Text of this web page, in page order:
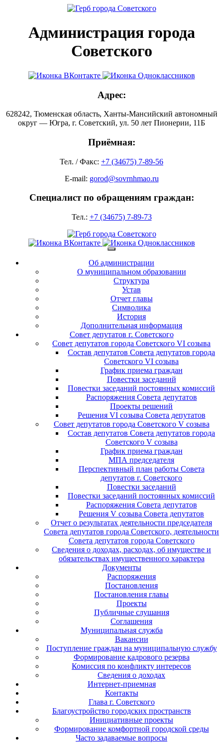
Администрация города
Советского
Адрес:
628242, Тюменская область, Ханты-Мансийский автономный
округ — Югра, г. Советский, ул. 50 лет Пионерии, 11Б
Приёмная:
Тел. / Факс: +7 (34675) 7-89-56
E-mail: gorod@sovrnhmao.ru
Специалист по обращениям граждан:
Тел.: +7 (34675) 7-89-73
Об администрации
О муниципальном образовании
Структура
Устав
Отчет главы
Символика
История
Дополнительная информация
Совет депутатов г. Советского
Совет депутатов города Советского VI созыва
Состав депутатов Совета депутатов города
Советского VI созыва
График приема граждан
Повестки заседаний
Повестки заседаний постоянных комиссий
Распоряжения Совета депутатов
Проекты решений
Решения VI созыва Совета депутатов
Совет депутатов города Советского V созыва
Состав депутатов Совета депутатов города
Советского V созыва
График приема граждан
МПА председателя
Перспективный план работы Совета
депутатов г. Советского
Повестки заседаний
Повестки заседаний постоянных комиссий
Распоряжения Совета депутатов
Решения V созыва Совета депутатов
Отчет о результатах деятельности председателя
Совета депутатов города Советского, деятельности
Совета депутатов города Советского
Сведения о доходах, расходах, об имуществе и
обязательствах имущественного характера
Документы
Распоряжения
Постановления
Постановления главы
Проекты
Публичные слушания
Соглашения
Муниципальная служба
Вакансии
Поступление граждан на муниципальную службу
Формирование кадрового резерва
Комиссия по конфликту интересов
Сведения о доходах
Интернет-приемная
Контакты
Глава г. Советского
Благоустройство городских пространств
Инициативные проекты
Формирование комфортной городской среды
Часто задаваемые вопросы